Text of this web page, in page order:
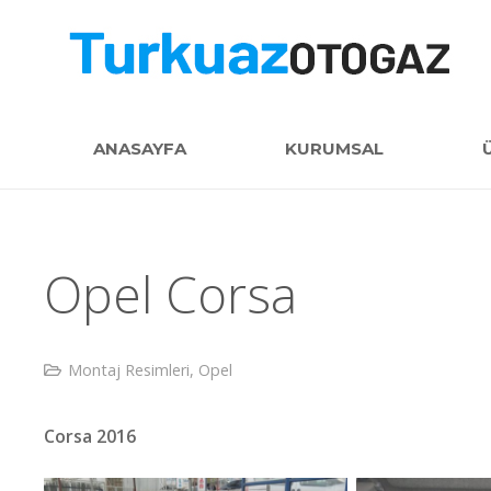
ANASAYFA KURUMSAL
Opel Corsa
Montaj Resimleri, Opel
Corsa 2016